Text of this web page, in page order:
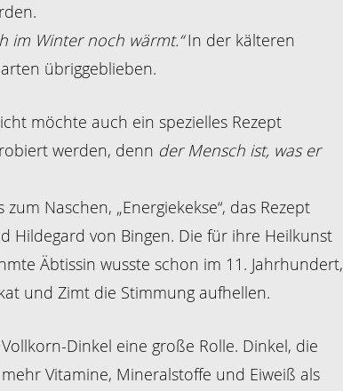
im Winter noch wärmt.“In der kälteren
übriggeblieben.
möchte auch ein spezielles Rezept
werden, denn der Mensch ist, was er
zum Naschen, „Energiekekse“, das Rezept
Hildegard von Bingen. Die für ihre Heilkunst
Äbtissin wusste schon im 11. Jahrhundert,
und Zimt die Stimmung aufhellen.
Dinkel eine große Rolle. Dinkel, die
Vitamine, Mineralstoffe und Eiweiß als